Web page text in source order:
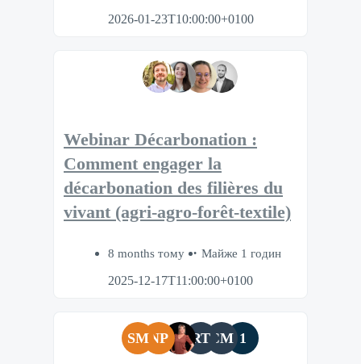
2026-01-23T10:00:00+0100
Webinar Décarbonation :
Comment engager la
décarbonation des filières du
vivant (agri-agro-forêt-textile)
8 months тому
Майже 1 годин
2025-12-17T11:00:00+0100
SM NP RTCM 1